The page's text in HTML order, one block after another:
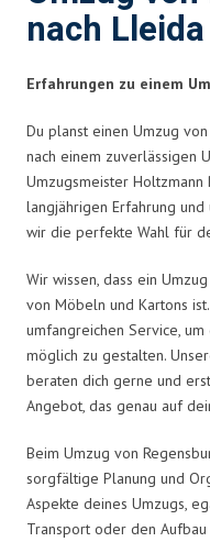
nach Lleida
Erfahrungen zu einem
Du planst einen Umzug
nach einem zuverlässigen
Umzugsmeister
langjährigen Erfahrung
wir die perfekte Wahl für
Wir wissen, dass ein
von Möbeln und Kartons
umfangreichen Service,
möglich zu gestalten.
beraten dich gerne und
Angebot, das genau auf
Beim Umzug von
sorgfältige Planung und
Aspekte deines Umzugs,
Transport oder den